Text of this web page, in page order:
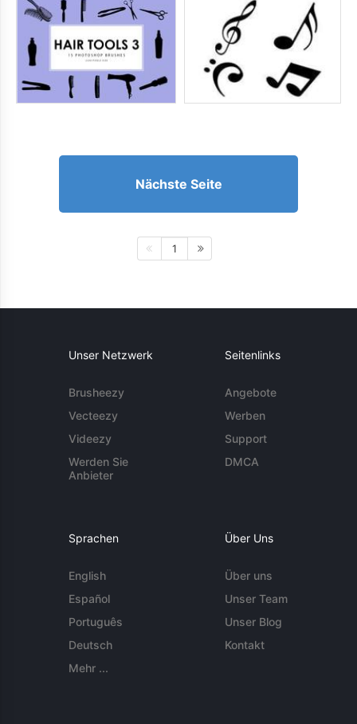
Nächste Seite
1
Unser Netzwerk
Brusheezy
Vecteezy
Videezy
Werden Sie
Anbieter
Seitenlinks
Angebote
Werben
Support
DMCA
Sprachen
English
Español
Português
Deutsch
Mehr ...
Über Uns
Über uns
Unser Team
Unser Blog
Kontakt